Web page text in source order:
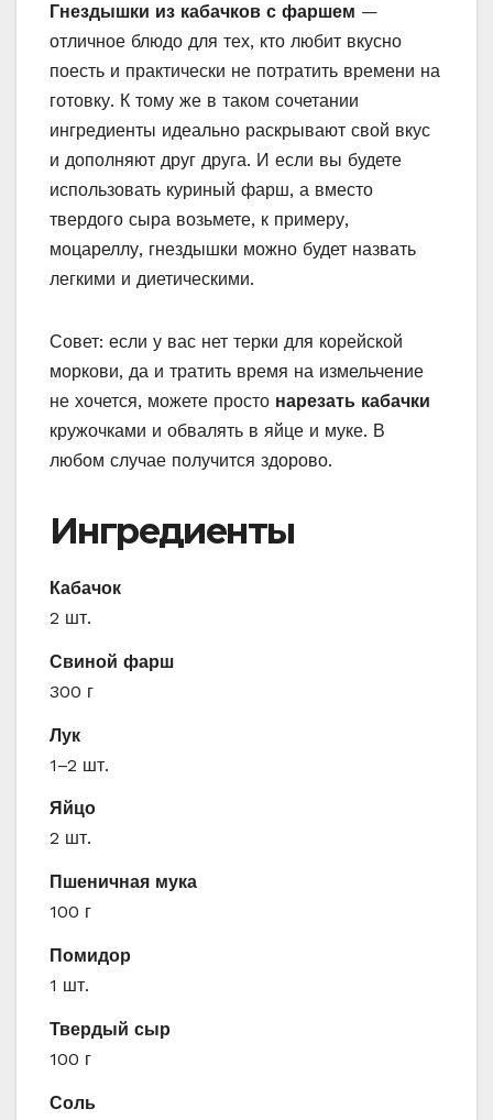
Гнездышки из кабачков с фаршем —
отличное блюдо для тех, кто любит вкусно
поесть и практически не потратить времени на
готовку. К тому же в таком сочетании
ингредиенты идеально раскрывают свой вкус
и дополняют друг друга. И если вы будете
использовать куриный фарш, а вместо
твердого сыра возьмете, к примеру,
моцареллу, гнездышки можно будет назвать
легкими и диетическими.
Совет: если у вас нет терки для корейской
моркови, да и тратить время на измельчение
не хочется, можете просто нарезать кабачки
кружочками и обвалять в яйце и муке. В
любом случае получится здорово.
Ингредиенты
Кабачок
2 шт.
Свиной фарш
300 г
Лук
1–2 шт.
Яйцо
2 шт.
Пшеничная мука
100 г
Помидор
1 шт.
Твердый сыр
100 г
Соль